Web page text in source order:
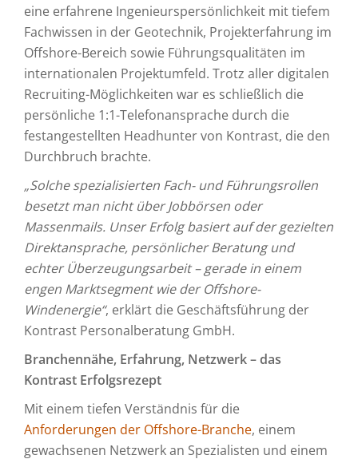
eine erfahrene Ingenieurspersönlichkeit mit tiefem
Fachwissen in der Geotechnik, Projekterfahrung im
Offshore-Bereich sowie Führungsqualitäten im
internationalen Projektumfeld. Trotz aller digitalen
Recruiting-Möglichkeiten war es schließlich die
persönliche 1:1-Telefonansprache durch die
festangestellten Headhunter von Kontrast, die den
Durchbruch brachte.
„Solche spezialisierten Fach- und Führungsrollen
besetzt man nicht über Jobbörsen oder
Massenmails. Unser Erfolg basiert auf der gezielten
Direktansprache, persönlicher Beratung und
echter Überzeugungsarbeit – gerade in einem
engen Marktsegment wie der Offshore-
Windenergie“, erklärt die Geschäftsführung der
Kontrast Personalberatung GmbH.
Branchennähe, Erfahrung, Netzwerk – das
Kontrast Erfolgsrezept
Mit einem tiefen Verständnis für die
Anforderungen der Offshore-Branche, einem
gewachsenen Netzwerk an Spezialisten und einem